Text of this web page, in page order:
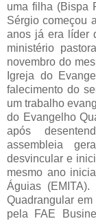
uma filha (Bispa
Sérgio começou
anos já era líder
ministério
novembro do
Igreja do
falecimento do
um trabalho
do Evangelho
após
assembleia
desvincular e
mesmo ano
Águias
Quadrangular
pela FAE